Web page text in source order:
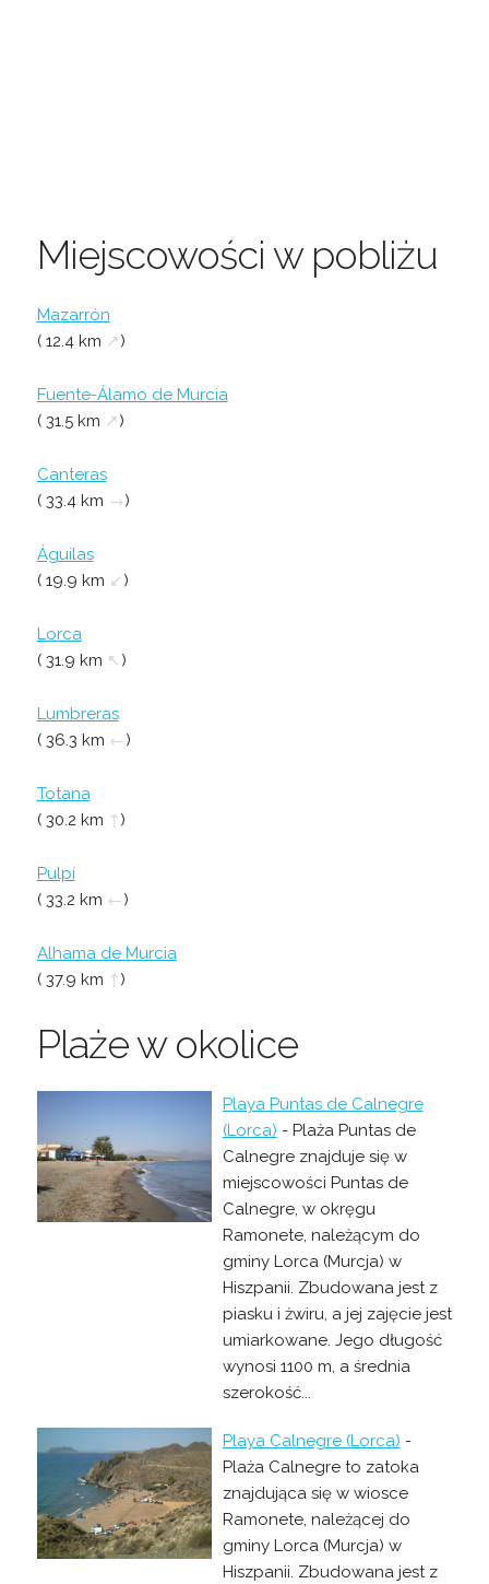
Miejscowości w pobliżu
Mazarrón
( 12.4 km ↗)
Fuente-Álamo de Murcia
( 31.5 km ↗)
Canteras
( 33.4 km →)
Águilas
( 19.9 km ↙ )
Lorca
( 31.9 km ↖ )
Lumbreras
( 36.3 km ←)
Totana
( 30.2 km ↑)
Pulpí
( 33.2 km ←)
Alhama de Murcia
( 37.9 km ↑)
Plaże w okolice
Playa Puntas de Calnegre
(Lorca) - Plaża Puntas de
Calnegre znajduje się w
miejscowości Puntas de
Calnegre, w okręgu
Ramonete, należącym do
gminy Lorca (Murcja) w
Hiszpanii. Zbudowana jest z
piasku i żwiru, a jej zajęcie jest
umiarkowane. Jego długość
wynosi 1100 m, a średnia
szerokość...
Playa Calnegre (Lorca) -
Plaża Calnegre to zatoka
znajdująca się w wiosce
Ramonete, należącej do
gminy Lorca (Murcja) w
Hiszpanii. Zbudowana jest z